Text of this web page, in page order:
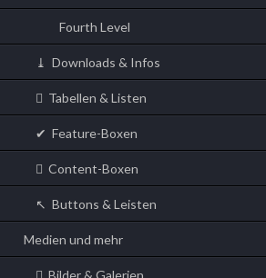
Fourth Level
Downloads & Infos
Tabellen & Listen
Feature-Boxen
Content-Boxen
Buttons & Leisten
Medien und mehr
Bilder & Galerien